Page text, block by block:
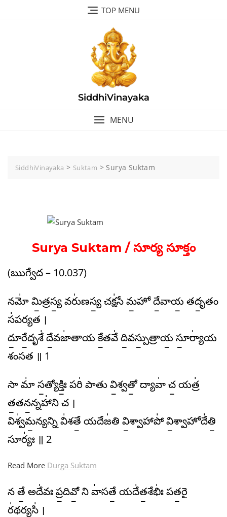
TOP MENU
SiddhiVinayaka
MENU
SiddhiVinayaka > Suktam > Surya Suktam
Surya Suktam / సూర్య సూక్తం
(ఋగ్వేద – 10.037)
నమో॑ మి॒త్రస్య॒ వరు॑ణస్య॒ చక్ష॑సే మ॒హో దే॒వాయ॒ తదృ॒తం
స॑పర్యత ।
దూ॒రే॒దృశే॑ దే॒వజా॑తాయ కే॒తవే॑ ది॒వస్పు॒త్రాయ॒ సూ॒ర్యా॑య
శంసత ॥ 1
సా మా॑ స॒త్యోక్తిః॒ పరి॑ పాతు వి॒శ్వతో॒ ద్యావా॑ చ॒ యత్ర॑
త॒తన॒న్నహా॑ని చ ।
విశ్వ॑మ॒న్యన్ని వి॑శతే॒ యదేజ॑తి వి॒శ్వాహాపో॑ వి॒శ్వాహోదే॑తి॒
సూర్యః॑ ॥ 2
Read More Durga Suktam
న తే॒ అదే॑వః ప్ర॒దివో॒ ని వా॑సతే॒ యదే॑త॒శేభిః॑ పత॒రై
ర॑థ॒ర్యసి॑ ।